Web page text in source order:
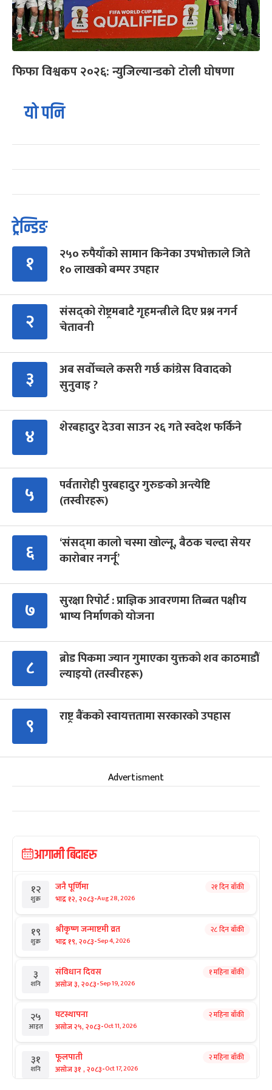
फिफा विश्वकप २०२६: न्युजिल्यान्डको टोली घोषणा
यो पनि
ट्रेन्डिङ
१
२५० रुपैयाँको सामान किनेका उपभोक्ताले जिते
१० लाखको बम्पर उपहार
२
संसद्को रोष्ट्रमबाटै गृहमन्त्रीले दिए प्रश्न नगर्न
चेतावनी
३
अब सर्वोच्चले कसरी गर्छ कांग्रेस विवादको
सुनुवाइ ?
४ शेरबहादुर देउवा साउन २६ गते स्वदेश फर्किने
५
पर्वतारोही पुरबहादुर गुरुङको अन्त्येष्टि
(तस्वीरहरू)
६
‘संसद्‍मा कालो चस्मा खोल्नू, बैठक चल्दा सेयर
कारोबार नगर्नू’
७
सुरक्षा रिपोर्ट : प्राज्ञिक आवरणमा तिब्बत पक्षीय
भाष्य निर्माणको योजना
८
ब्रोड पिकमा ज्यान गुमाएका युक्तको शव काठमाडौं
ल्याइयो (तस्वीरहरू)
९ राष्ट्र बैंकको स्वायत्ततामा सरकारको उपहास
Advertisment
आगामी बिदाहरु
१२
शुक्र
जनै पूर्णिमा
भाद्र १२, २०८३-Aug 28, 2026
२१ दिन बाँकी
१९
शुक्र
श्रीकृष्ण जन्माष्टमी व्रत
भाद्र १९, २०८३-Sep 4, 2026
२८ दिन बाँकी
३
शनि
संविधान दिवस
असोज ३, २०८३-Sep 19, 2026
१ महिना बाँकी
२५
आइत
घटस्थापना
असोज २५, २०८३-Oct 11, 2026
२ महिना बाँकी
३१
शनि
फूलपाती
असोज ३१ , २०८३-Oct 17, 2026
२ महिना बाँकी